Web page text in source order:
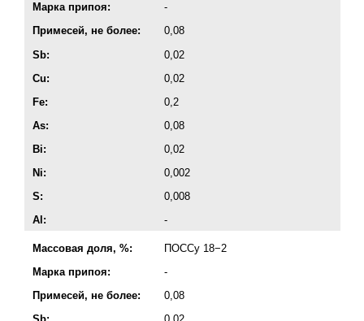
Марка припоя:
-
Примесей, не более:
0,08
Sb:
0,02
Cu:
0,02
Fe:
0,2
As:
0,08
Bi:
0,02
Ni:
0,002
S:
0,008
Al:
-
Массовая доля, %:
ПОССу 18−2
Марка припоя:
-
Примесей, не более:
0,08